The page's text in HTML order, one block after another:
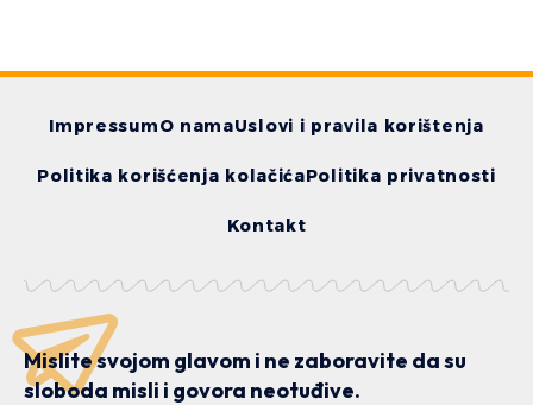
ImpressumO namaUslovi i pravila korištenja
Politika korišćenja kolačićaPolitika privatnosti
Kontakt
Mislite svojom glavom i ne zaboravite da su
sloboda misli i govora neotuđive.